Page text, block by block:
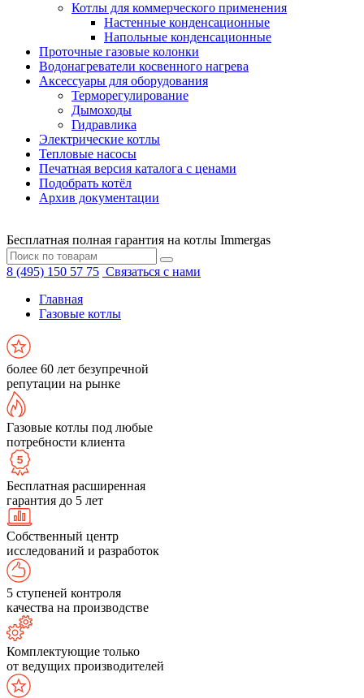
Котлы для коммерческого применения
Настенные конденсационные
Напольные конденсационные
Проточные газовые колонки
Водонагреватели косвенного нагрева
Аксессуары для оборудования
Терморегулирование
Дымоходы
Гидравлика
Электрические котлы
Тепловые насосы
Печатная версия каталога с ценами
Подобрать котёл
Архив документации
Бесплатная полная гарантия на котлы Immergas
8 (495) 150 57 75 Связаться с нами
Главная
Газовые котлы
более 60 лет безупречной
репутации на рынке
Газовые котлы под любые
потребности клиента
Бесплатная расширенная
гарантия до 5 лет
Собственный центр
исследований и разработок
5 ступеней контроля
качества на производстве
Комплектующие только
от ведущих производителей